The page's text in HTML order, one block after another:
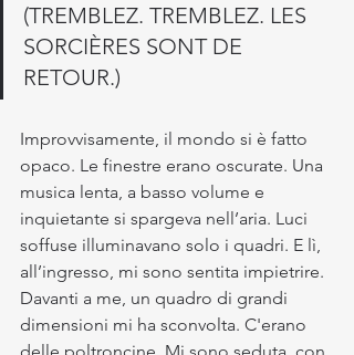
(TREMBLEZ. TREMBLEZ. LES
SORCIÈRES SONT DE
RETOUR.)
Improvvisamente, il mondo si è fatto
opaco. Le finestre erano oscurate. Una
musica lenta, a basso volume e
inquietante si spargeva nell’aria. Luci
soffuse illuminavano solo i quadri. E lì,
all’ingresso, mi sono sentita impietrire.
Davanti a me, un quadro di grandi
dimensioni mi ha sconvolta. C'erano